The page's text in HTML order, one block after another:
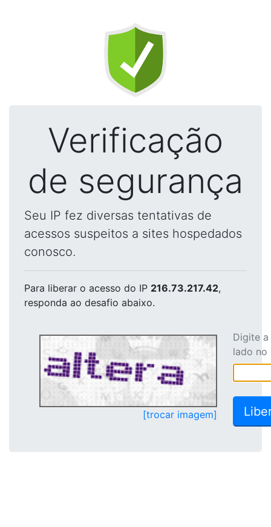
Verificação
de segurança
Seu IP fez diversas tentativas de
acessos suspeitos a sites hospedados
conosco.
Para liberar o acesso do IP 216.73.217.42,
responda ao desafio abaixo.
[trocar imagem]
Digite
lado no